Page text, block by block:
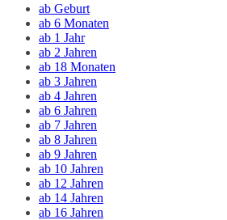
ab Geburt
ab 6 Monaten
ab 1 Jahr
ab 2 Jahren
ab 18 Monaten
ab 3 Jahren
ab 4 Jahren
ab 6 Jahren
ab 7 Jahren
ab 8 Jahren
ab 9 Jahren
ab 10 Jahren
ab 12 Jahren
ab 14 Jahren
ab 16 Jahren